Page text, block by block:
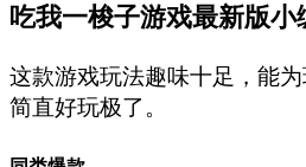
吃我一梭子游戏最新版小
这款游戏玩法趣味十足，能为
简直好玩极了。